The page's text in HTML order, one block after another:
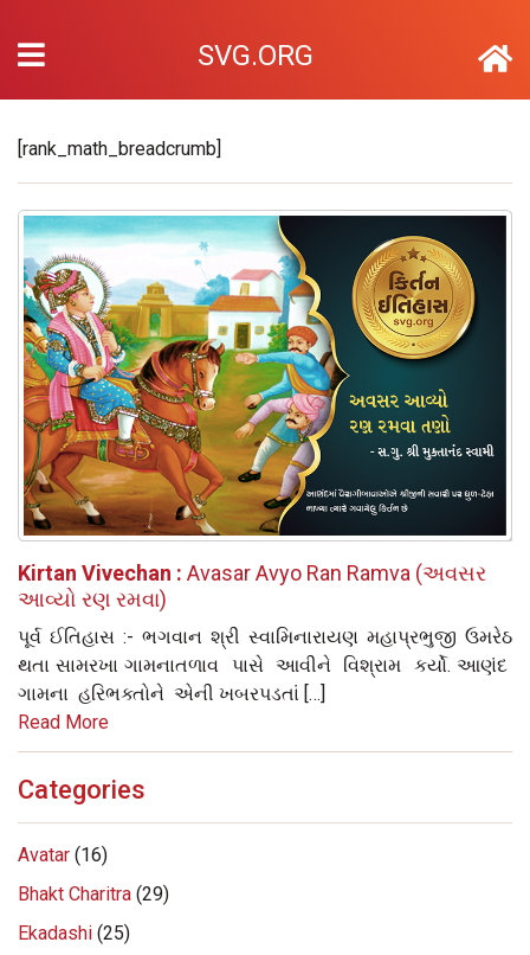
SVG.ORG
[rank_math_breadcrumb]
Kirtan Vivechan : Avasar Avyo Ran Ramva (અવસર
આવ્યો રણ રમવા)
પૂર્વ ઈતિહાસ :- ભગવાન શ્રી સ્વામિનારાયણ મહાપ્રભુજી ઉમરેઠ
થતા સામરખા ગામનાતળાવ પાસે આવીને વિશ્રામ કર્યો. આણંદ
ગામના હરિભક્તોને એની ખબરપડતાં […]
Read More
Categories
Avatar (16)
Bhakt Charitra (29)
Ekadashi (25)